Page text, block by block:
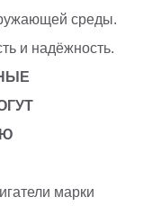
среды.
и надёжность.
марки